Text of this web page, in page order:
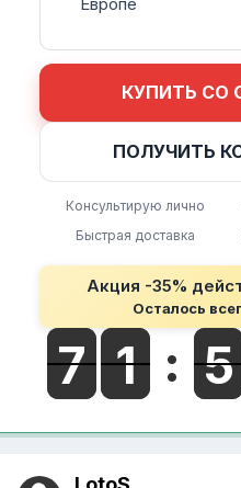
КУПИТЬ СО
ПОЛУЧИТЬ
Консультирую лично
Быстрая доставка
Акция -35%
Осталось